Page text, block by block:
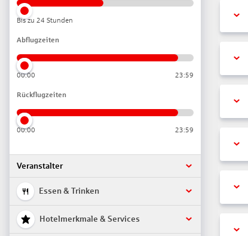
Bis zu 24 Stunden
Abflugzeiten
00:00 23:59
Rückflugzeiten
00:00 23:59
Veranstalter
Essen & Trinken
Hotelmerkmale & Services